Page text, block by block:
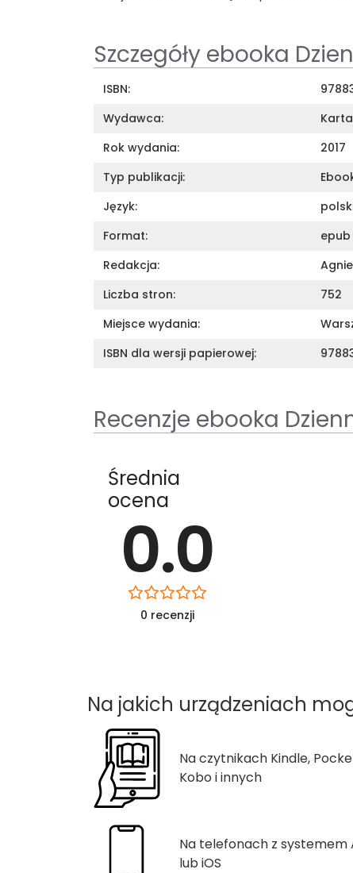
Szczegóły ebooka
ISBN:
Wydawca:
Karta
Rok wydania:
2017
Typ publikacji:
Język:
Format:
Redakcja:
Liczba stron:
752
Miejsce wydania:
ISBN dla wersji papierowej:
Recenzje ebooka
Średnia
ocena
0.0
0 recenzji
Na jakich urządzeniach
Na czytnikach Kindle,
Kobo i innych
Na telefonach z systemem
lub iOS